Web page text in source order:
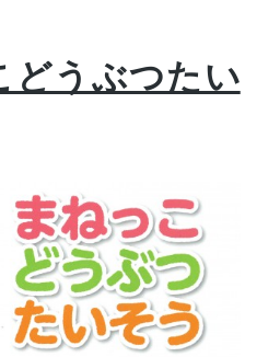
どうぶつたい